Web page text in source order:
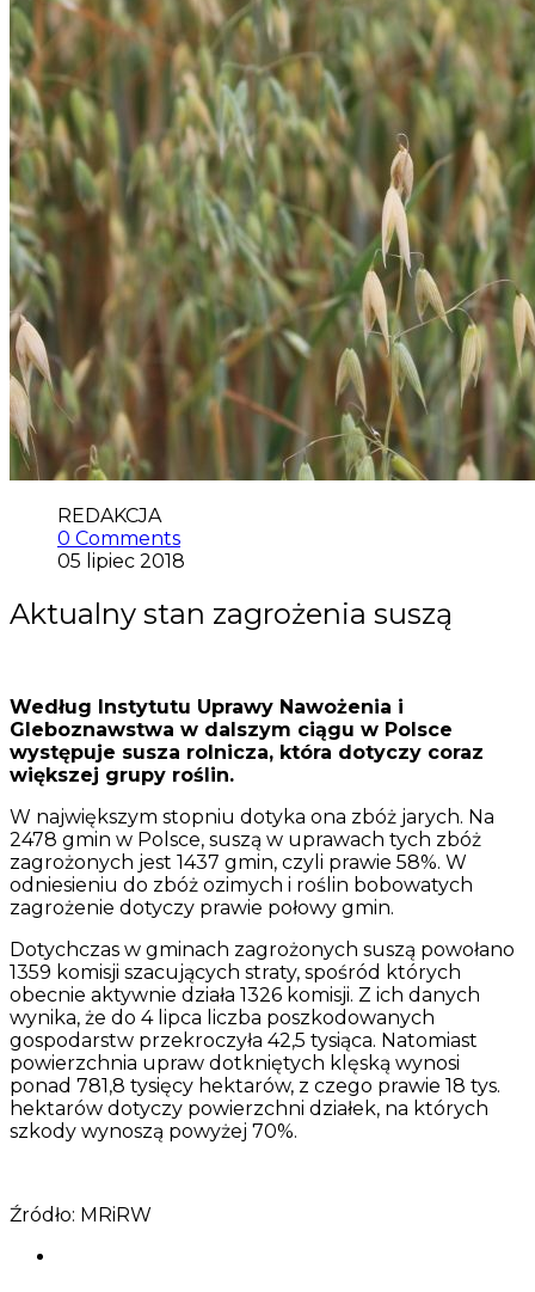
REDAKCJA
0 Comments
05 lipiec 2018
Aktualny stan zagrożenia suszą
Według Instytutu Uprawy Nawożenia i
Gleboznawstwa w dalszym ciągu w Polsce
występuje susza rolnicza, która dotyczy coraz
większej grupy roślin.
W największym stopniu dotyka ona zbóż jarych. Na
2478 gmin w Polsce, suszą w uprawach tych zbóż
zagrożonych jest 1437 gmin, czyli prawie 58%. W
odniesieniu do zbóż ozimych i roślin bobowatych
zagrożenie dotyczy prawie połowy gmin.
Dotychczas w gminach zagrożonych suszą powołano
1359 komisji szacujących straty, spośród których
obecnie aktywnie działa 1326 komisji. Z ich danych
wynika, że do 4 lipca liczba poszkodowanych
gospodarstw przekroczyła 42,5 tysiąca. Natomiast
powierzchnia upraw dotkniętych klęską wynosi
ponad 781,8 tysięcy hektarów, z czego prawie 18 tys.
hektarów dotyczy powierzchni działek, na których
szkody wynoszą powyżej 70%.
Źródło: MRiRW